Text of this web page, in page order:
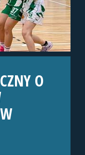
O